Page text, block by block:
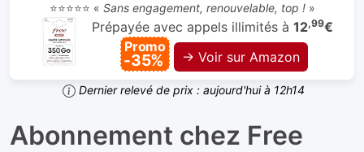
⭐⭐⭐⭐⭐ « Sans engagement, renouvelable, top !»
Prépayée avec appels illimités à 12,99€
Promo
-35% → Voir sur Amazon
Dernier relevé de prix : aujourd'hui à 12h14
Abonnement chez Free